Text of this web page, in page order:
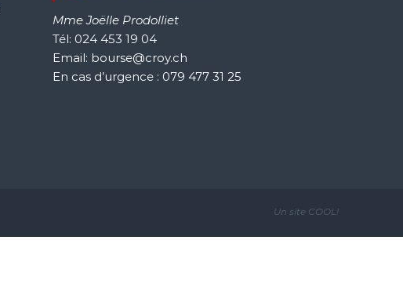
Mme Joëlle Prodolliet
Tél: 024 453 19 04
Email: bourse@croy.ch
En cas d’urgence : 079 477 31 25
Un site COOL!